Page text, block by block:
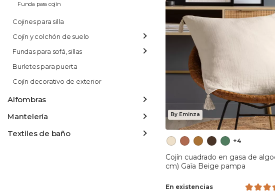
Funda para cojín
Cojines para silla
Cojín y colchón de suelo
Fundas para sofá, sillas
Burletes para puerta
Cojín decorativo de exterior
Alfombras
Mantelería
Textiles de baño
By Eminza
+4
Cojín cuadrado en gasa de
cm) Gaïa Beige pampa
En existencias